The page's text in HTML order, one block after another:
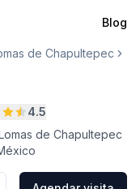
Blog
de Chapultepec
4.5
de Chapultepec